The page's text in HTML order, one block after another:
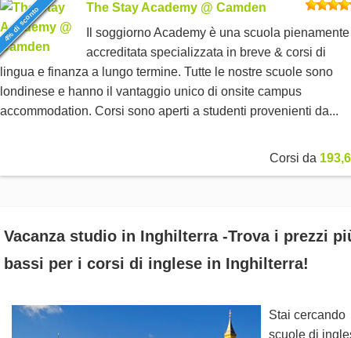
4% di sconto
The Stay Academy @ Camden
Il soggiorno Academy è una scuola pienamente
accreditata specializzata in breve & corsi di
lingua e finanza a lungo termine. Tutte le nostre scuole sono
londinese e hanno il vantaggio unico di onsite campus
accommodation. Corsi sono aperti a studenti provenienti da...
Corsi da
Vacanza studio in Inghilterra -Trova i prezzi
bassi per i corsi di inglese in Inghilterra!
Stai cercando
scuole di